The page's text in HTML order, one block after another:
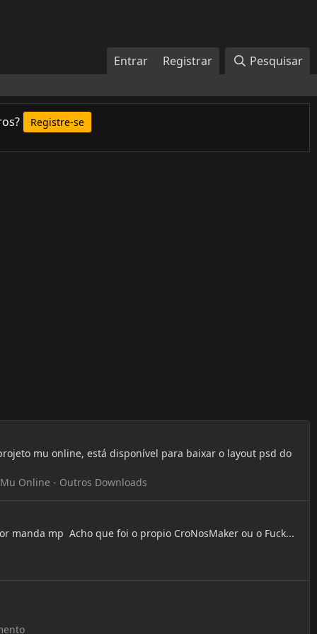
Entrar Registrar Pesquisar
Registre-se
mu online, está disponível para baixar o layout psd do
Mu Online - Outros Downloads
manda mp Acho que foi o propio CroNosMaker ou o Fuck...